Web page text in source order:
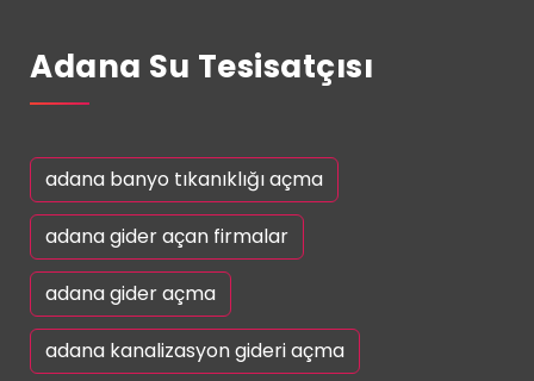
Adana Su Tesisatçısı
adana banyo tıkanıklığı açma
adana gider açan firmalar
adana gider açma
adana kanalizasyon gideri açma